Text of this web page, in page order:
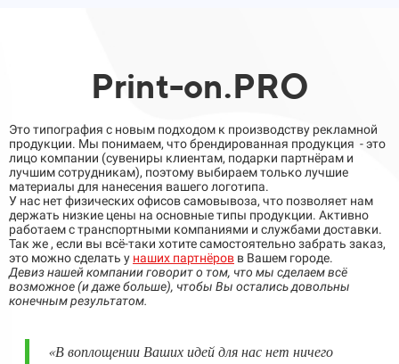
Print-on.PRO
Это типография с новым подходом к производству рекламной
продукции. Мы понимаем, что брендированная продукция - это
лицо компании (сувениры клиентам, подарки партнёрам и
лучшим сотрудникам), поэтому выбираем только лучшие
материалы для нанесения вашего логотипа.
У нас нет физических офисов самовывоза, что позволяет нам
держать низкие цены на основные типы продукции. Активно
работаем с транспортными компаниями и службами доставки.
Так же , если вы всё-таки хотите самостоятельно забрать заказ,
это можно сделать у наших партнёров в Вашем городе.
Девиз нашей компании говорит о том, что мы сделаем всё
возможное (и даже больше), чтобы Вы остались довольны
конечным результатом.
«В воплощении Ваших идей для нас нет ничего